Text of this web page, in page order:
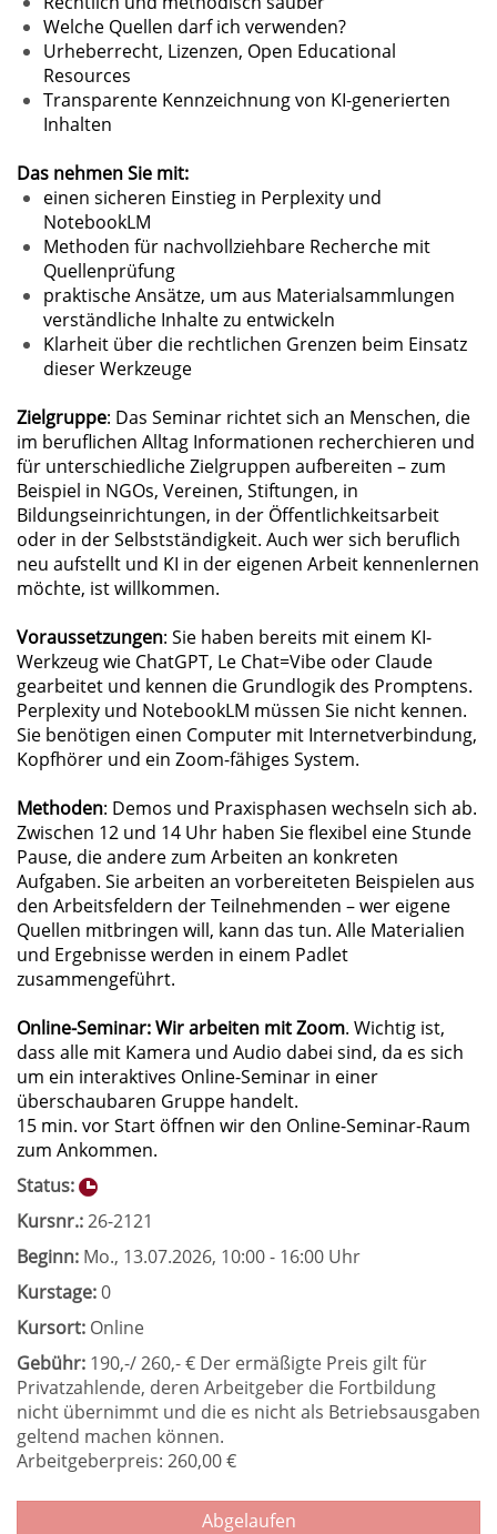
Welche Quellen darf ich verwenden?
Urheberrecht, Lizenzen, Open Educational
Resources
Transparente Kennzeichnung von KI-generierten
Inhalten
Das nehmen Sie mit:
einen sicheren Einstieg in Perplexity und
NotebookLM
Methoden für nachvollziehbare Recherche mit
Quellenprüfung
praktische Ansätze, um aus Materialsammlungen
verständliche Inhalte zu entwickeln
Klarheit über die rechtlichen Grenzen beim Einsatz
dieser Werkzeuge
Zielgruppe: Das Seminar richtet sich an Menschen, die
im beruflichen Alltag Informationen recherchieren und
für unterschiedliche Zielgruppen aufbereiten – zum
Beispiel in NGOs, Vereinen, Stiftungen, in
Bildungseinrichtungen, in der Öffentlichkeitsarbeit
oder in der Selbstständigkeit. Auch wer sich beruflich
neu aufstellt und KI in der eigenen Arbeit kennenlernen
möchte, ist willkommen.
Voraussetzungen: Sie haben bereits mit einem KI-
Werkzeug wie ChatGPT, Le Chat=Vibe oder Claude
gearbeitet und kennen die Grundlogik des Promptens.
Perplexity und NotebookLM müssen Sie nicht kennen.
Sie benötigen einen Computer mit Internetverbindung,
Kopfhörer und ein Zoom-fähiges System.
Methoden: Demos und Praxisphasen wechseln sich ab.
Zwischen 12 und 14 Uhr haben Sie flexibel eine Stunde
Pause, die andere zum Arbeiten an konkreten
Aufgaben. Sie arbeiten an vorbereiteten Beispielen aus
den Arbeitsfeldern der Teilnehmenden – wer eigene
Quellen mitbringen will, kann das tun. Alle Materialien
und Ergebnisse werden in einem Padlet
zusammengeführt.
Online-Seminar: Wir arbeiten mit Zoom. Wichtig ist,
dass alle mit Kamera und Audio dabei sind, da es sich
um ein interaktives Online-Seminar in einer
überschaubaren Gruppe handelt.
15 min. vor Start öffnen wir den Online-Seminar-Raum
zum Ankommen.
Status:
Kursnr.:26-2121
Beginn: Mo., 13.07.2026, 10:00 - 16:00 Uhr
Kurstage:0
Kursort: Online
Gebühr: 190,-/ 260,- € Der ermäßigte Preis gilt für
Privatzahlende, deren Arbeitgeber die Fortbildung
nicht übernimmt und die es nicht als Betriebsausgaben
geltend machen können.
Arbeitgeberpreis: 260,00 €
Abgelaufen